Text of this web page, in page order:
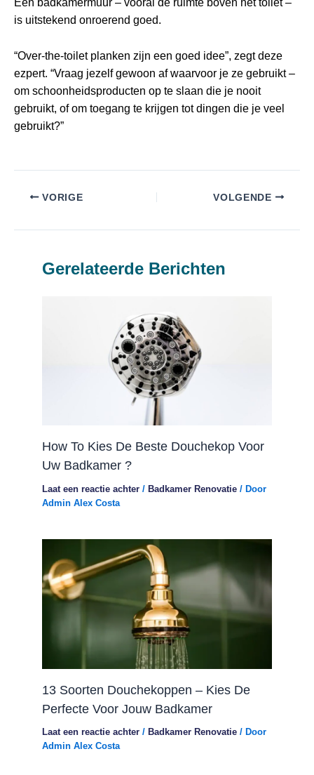
Een badkamermuur – vooral de ruimte boven het toilet –
is uitstekend onroerend goed.
“Over-the-toilet planken zijn een goed idee”, zegt deze
ezpert. “Vraag jezelf gewoon af waarvoor je ze gebruikt –
om schoonheidsproducten op te slaan die je nooit
gebruikt, of om toegang te krijgen tot dingen die je veel
gebruikt?”
VORIGE VOLGENDE
Gerelateerde Berichten
How To Kies De Beste Douchekop Voor
Uw Badkamer ?
Laat een reactie achter / Badkamer Renovatie / Door
Admin Alex Costa
13 Soorten Douchekoppen – Kies De
Perfecte Voor Jouw Badkamer
Laat een reactie achter / Badkamer Renovatie / Door
Admin Alex Costa